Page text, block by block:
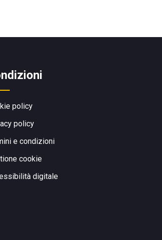
policy
policy
e condizioni
cookie
digitale